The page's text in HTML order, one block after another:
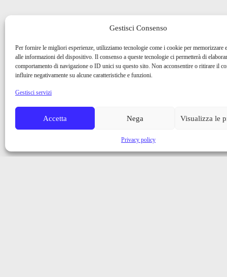
Gestisci Consenso
Per fornire le migliori esperienze, utilizziamo tecnologie come i cookie per memorizzare
alle informazioni del dispositivo. Il consenso a queste tecnologie ci permetterà di
comportamento di navigazione o ID unici su questo sito. Non acconsentire o ritirare il
influire negativamente su alcune caratteristiche e funzioni.
Gestisci servizi
Accetta Nega Visualizza le
Privacy policy